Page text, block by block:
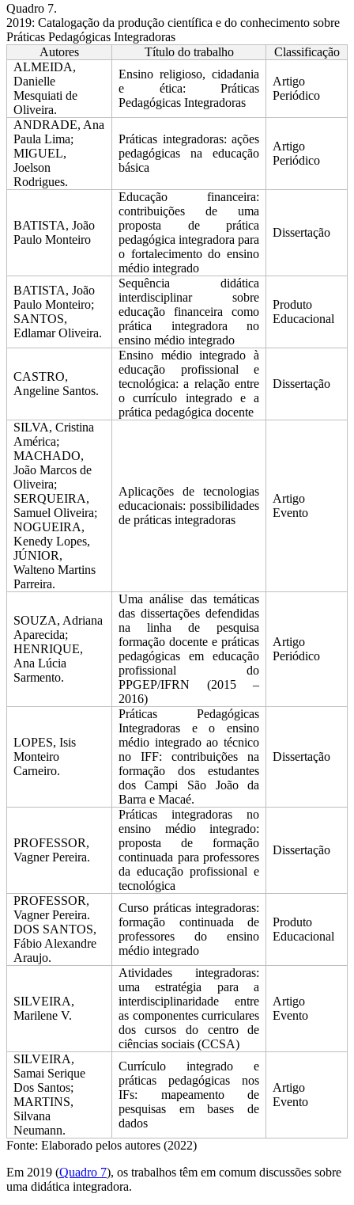
Quadro 7.
2019: Catalogação da produção científica e do conhecimento sobre
Práticas Pedagógicas Integradoras
Autores
Título do trabalho
Classificação
ALMEIDA,
Danielle
Mesquiati de
Oliveira.
Ensino religioso, cidadania
e ética: Práticas
Pedagógicas Integradoras
Artigo
Periódico
ANDRADE, Ana
Paula Lima;
MIGUEL,
Joelson
Rodrigues.
Práticas integradoras: ações
pedagógicas na educação
básica
Artigo
Periódico
BATISTA, João
Paulo Monteiro
Educação financeira:
contribuições de uma
proposta de prática
pedagógica integradora para
o fortalecimento do ensino
médio integrado
Dissertação
BATISTA, João
Paulo Monteiro;
SANTOS,
Edlamar Oliveira.
Sequência didática
interdisciplinar sobre
educação financeira como
prática integradora no
ensino médio integrado
Produto
Educacional
CASTRO,
Angeline Santos.
Ensino médio integrado à
educação profissional e
tecnológica: a relação entre
o currículo integrado e a
prática pedagógica docente
Dissertação
SILVA, Cristina
América;
MACHADO,
João Marcos de
Oliveira;
SERQUEIRA,
Samuel Oliveira;
NOGUEIRA,
Kenedy Lopes,
JÚNIOR,
Walteno Martins
Parreira.
Aplicações de tecnologias
educacionais: possibilidades
de práticas integradoras
Artigo
Evento
SOUZA, Adriana
Aparecida;
HENRIQUE,
Ana Lúcia
Sarmento.
Uma análise das temáticas
das dissertações defendidas
na linha de pesquisa
formação docente e práticas
pedagógicas em educação
profissional do
PPGEP/IFRN (2015 –
2016)
Artigo
Periódico
LOPES, Isis
Monteiro
Carneiro.
Práticas Pedagógicas
Integradoras e o ensino
médio integrado ao técnico
no IFF: contribuições na
formação dos estudantes
dos Campi São João da
Barra e Macaé.
Dissertação
PROFESSOR,
Vagner Pereira.
Práticas integradoras no
ensino médio integrado:
proposta de formação
continuada para professores
da educação profissional e
tecnológica
Dissertação
PROFESSOR,
Vagner Pereira.
DOS SANTOS,
Fábio Alexandre
Araujo.
Curso práticas integradoras:
formação continuada de
professores do ensino
médio integrado
Produto
Educacional
SILVEIRA,
Marilene V.
Atividades integradoras:
uma estratégia para a
interdisciplinaridade entre
as componentes curriculares
dos cursos do centro de
ciências sociais (CCSA)
Artigo
Evento
SILVEIRA,
Samai Serique
Dos Santos;
MARTINS,
Silvana
Neumann.
Currículo integrado e
práticas pedagógicas nos
IFs: mapeamento de
pesquisas em bases de
dados
Artigo
Evento
Fonte: Elaborado pelos autores (2022)
Em 2019 (Quadro 7), os trabalhos têm em comum discussões sobre
uma didática integradora.